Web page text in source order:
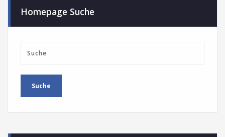
Homepage Suche